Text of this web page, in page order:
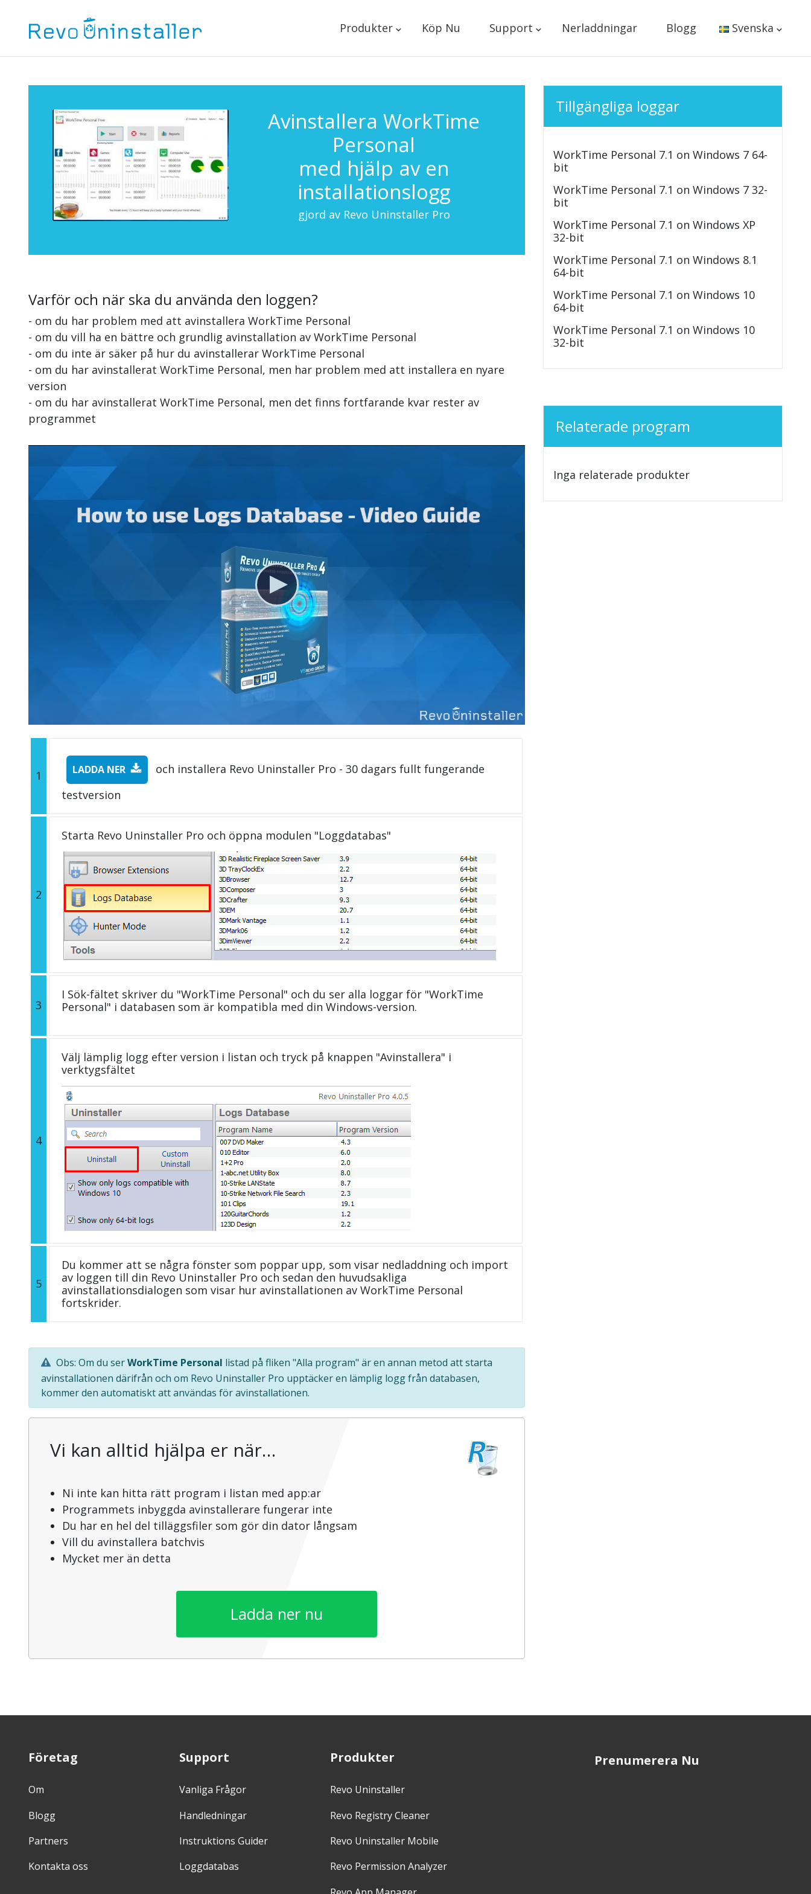
Produkter Köp Nu Support Nerladdningar Blogg Svenska
Avinstallera WorkTime
Personal
med hjälp av en
installationslogg
gjord av Revo Uninstaller Pro
Varför och när ska du använda den loggen?
- om du har problem med att avinstallera WorkTime Personal
- om du vill ha en bättre och grundlig avinstallation av WorkTime Personal
- om du inte är säker på hur du avinstallerar WorkTime Personal
- om du har avinstallerat WorkTime Personal, men har problem med att installera en nyare
version
- om du har avinstallerat WorkTime Personal, men det finns fortfarande kvar rester av
programmet
1 LADDA NER
och installera Revo Uninstaller Pro - 30 dagars fullt fungerande
testversion
2
Starta Revo Uninstaller Pro och öppna modulen "Loggdatabas"
3
I Sök-fältet skriver du "WorkTime Personal" och du ser alla loggar för "WorkTime
Personal" i databasen som är kompatibla med din Windows-version.
4
Välj lämplig logg efter version i listan och tryck på knappen "Avinstallera" i
verktygsfältet
5
Du kommer att se några fönster som poppar upp, som visar nedladdning och import
av loggen till din Revo Uninstaller Pro och sedan den huvudsakliga
avinstallationsdialogen som visar hur avinstallationen av WorkTime Personal
fortskrider.
Obs: Om du serWorkTime Personal listad på fliken "Alla program" är en annan metod att starta
avinstallationen därifrån och om Revo Uninstaller Pro upptäcker en lämplig logg från databasen,
kommer den automatiskt att användas för avinstallationen.
Vi kan alltid hjälpa er när…
Ni inte kan hitta rätt program i listan med app:ar
Programmets inbyggda avinstallerare fungerar inte
Du har en hel del tilläggsfiler som gör din dator långsam
Vill du avinstallera batchvis
Mycket mer än detta
Ladda ner nu
Tillgängliga loggar
WorkTime Personal 7.1 on Windows 7 64-
bit
WorkTime Personal 7.1 on Windows 7 32-
bit
WorkTime Personal 7.1 on Windows XP
32-bit
WorkTime Personal 7.1 on Windows 8.1
64-bit
WorkTime Personal 7.1 on Windows 10
64-bit
WorkTime Personal 7.1 on Windows 10
32-bit
Relaterade program
Inga relaterade produkter
Företag
Om
Blogg
Partners
Kontakta oss
Support
Vanliga Frågor
Handledningar
Instruktions Guider
Loggdatabas
Produkter
Revo Uninstaller
Revo Registry Cleaner
Revo Uninstaller Mobile
Revo Permission Analyzer
Prenumerera Nu